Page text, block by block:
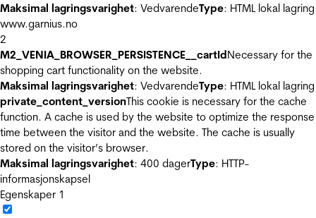
Maksimal lagringsvarighet: VedvarendeType: HTML lokal lagring
www.garnius.no
2
M2_VENIA_BROWSER_PERSISTENCE__cartIdNecessary for the
shopping cart functionality on the website.
Maksimal lagringsvarighet: VedvarendeType: HTML lokal lagring
private_content_versionThis cookie is necessary for the cache
function. A cache is used by the website to optimize the response
time between the visitor and the website. The cache is usually
stored on the visitor’s browser.
Maksimal lagringsvarighet: 400 dagerType: HTTP-
informasjonskapsel
Egenskaper 1